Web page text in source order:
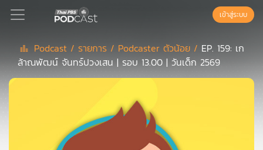
Podcast
เข้าสู่ระบบ
Podcast / รายการ / Podcaster ตัวน้อย / EP. 159: เก
ล้าณพัฒน์ จันทร์ปวงเสน | รอบ 13.00 | วันเด็ก 2569